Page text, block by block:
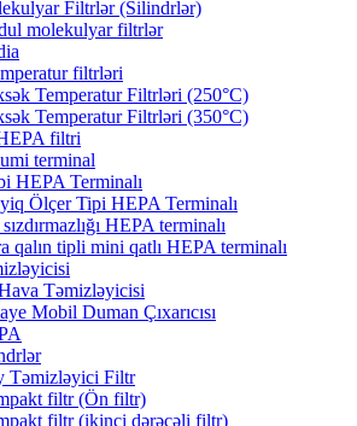
Filtrlər (Silindrlər)
molekulyar filtrlər
filtrləri
Temperatur Filtrləri (250°C)
Temperatur Filtrləri (350°C)
filtri
terminal
HEPA Terminalı
Ölçer Tipi HEPA Terminalı
HEPA terminalı
qalın tipli mini qatlı HEPA terminalı
Təmizləyicisi
Mobil Duman Çıxarıcısı
Təmizləyici Filtr
filtr (Ön filtr)
filtr (ikinci dərəcəli filtr)